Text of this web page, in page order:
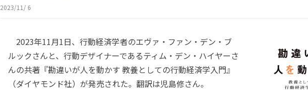
2023/11/ 6
2023年11月1日、行動経済学者のエヴァ・ファン・デン・ブ
ルックさんと、行動デザイナーであるティム・デン・ハイヤーさ
んの共著『勘違いが人を動かす 教養としての行動経済学入門』
（ダイヤモンド社）が発売された。翻訳は児島修さん。